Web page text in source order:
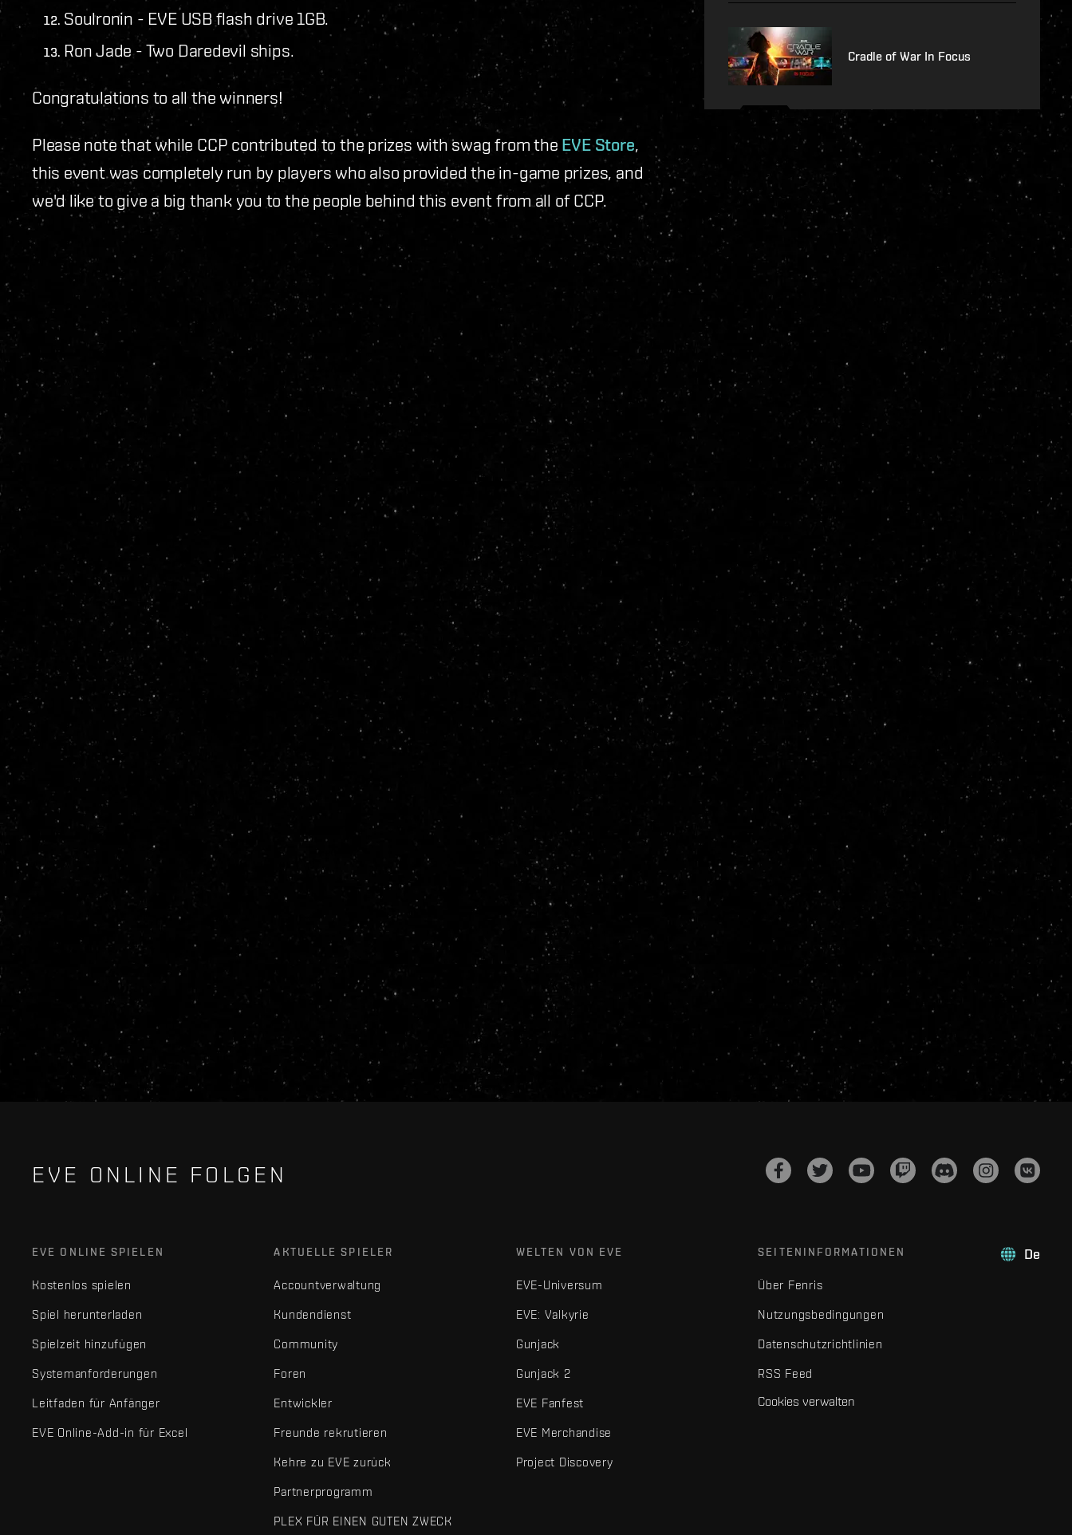
Soulronin - EVE USB flash drive 1GB.
Ron Jade - Two Daredevil ships.
Congratulations to all the winners!
Please note that while CCP contributed to the prizes with swag from the EVE Store
this event was completely run by players who also provided the in-game prizes, and
we'd like to give a big thank you to the people behind this event from all of CCP.
Cradle of War In Focus
EVE ONLINE FOLGEN
De
EVE ONLINE SPIELEN
Kostenlos spielen
Spiel herunterladen
Spielzeit hinzufügen
Systemanforderungen
Leitfaden für Anfänger
EVE Online-Add-in für Excel
AKTUELLE SPIELER
Accountverwaltung
Kundendienst
Community
Foren
Entwickler
Freunde rekrutieren
Kehre zu EVE zurück
Partnerprogramm
PLEX FÜR EINEN GUTEN ZWECK
WELTEN VON EVE
EVE-Universum
EVE: Valkyrie
Gunjack
Gunjack 2
EVE Fanfest
EVE Merchandise
Project Discovery
SEITENINFORMATIONEN
Über Fenris
Nutzungsbedingungen
Datenschutzrichtlinien
RSS Feed
Cookies verwalten